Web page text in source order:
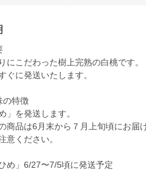
にこだわった樹上完熟の白桃です。
ぐに発送いたします。
の特徴
」を発送します。
商品は6月末から７月上旬頃にお届
意ください。
め」6/27〜7/5頃に発送予定